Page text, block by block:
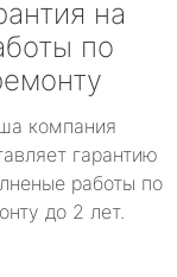
на
по
компания
гарантию
работы по
до 2 лет.